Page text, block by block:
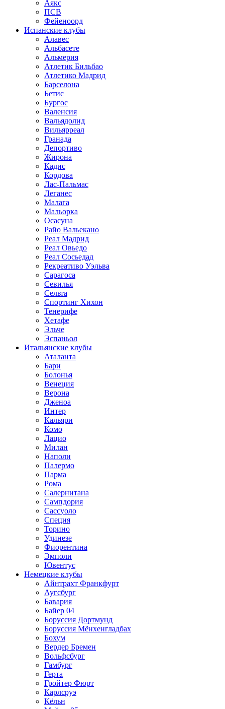
Аякс
ПСВ
Фейеноорд
Испанские клубы
Алавес
Альбасете
Альмерия
Атлетик Бильбао
Атлетико Мадрид
Барселона
Бетис
Бургос
Валенсия
Вальядолид
Вильярреал
Гранада
Депортиво
Жирона
Кадис
Кордова
Лас-Пальмас
Леганес
Малага
Мальорка
Осасуна
Райо Вальекано
Реал Мадрид
Реал Овьедо
Реал Сосьедад
Рекреативо Уэльва
Сарагоса
Севилья
Сельта
Спортинг Хихон
Тенерифе
Хетафе
Эльче
Эспаньол
Итальянские клубы
Аталанта
Бари
Болонья
Венеция
Верона
Дженоа
Интер
Кальяри
Комо
Лацио
Милан
Наполи
Палермо
Парма
Рома
Салернитана
Сампдория
Сассуоло
Специя
Торино
Удинезе
Фиорентина
Эмполи
Ювентус
Немецкие клубы
Айнтрахт Франкфурт
Аугсбург
Бавария
Байер 04
Боруссия Дортмунд
Боруссия Мёнхенгладбах
Бохум
Вердер Бремен
Вольфсбург
Гамбург
Герта
Гройтер Фюрт
Карлсруэ
Кёльн